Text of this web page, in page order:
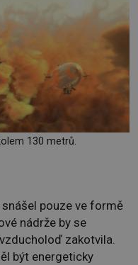
130 metrů.
pouze ve formě
nádrže by se
zakotvila.
být energeticky